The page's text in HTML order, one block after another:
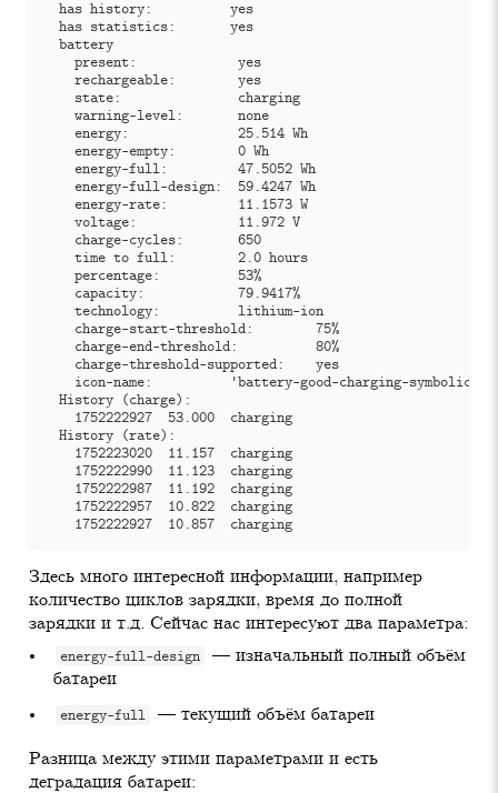
  has history:          yes
  has statistics:       yes
  battery
    present:             yes
    rechargeable:        yes
    state:               charging
    warning-level:       none
    energy:              25.514 Wh
    energy-empty:        0 Wh
    energy-full:         47.5052 Wh
    energy-full-design:  59.4247 Wh
    energy-rate:         11.1573 W
    voltage:             11.972 V
    charge-cycles:       650
    time to full:        2.0 hours
    percentage:          53%
    capacity:            79.9417%
    technology:          lithium-ion
    charge-start-threshold:        75%
    charge-end-threshold:          80%
    charge-threshold-supported:    yes
    1752222927	53.000	charging
    1752223020	11.157	charging
    1752222990	11.123	charging
    1752222987	11.192	charging
    1752222957	10.822	charging
    1752222927	10.857	charging
Здесь много интересной информации, например
количество циклов зарядки, время до полной
зарядки и т.д. Сейчас нас интересуют два параметра:
energy-full-design
— изначальный полный объём
батареи
energy-full — текущий объём батареи
Разница между этими параметрами и есть
деградация батареи: